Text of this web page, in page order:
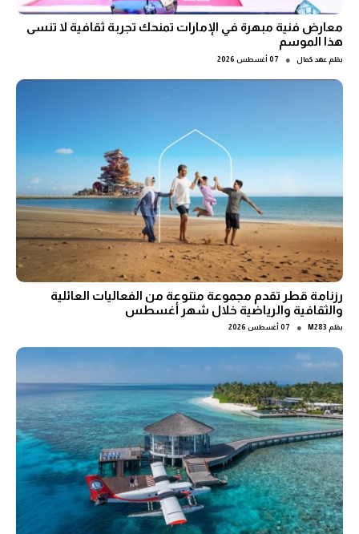
معارض فنية مبهرة في الإمارات تمنحك تجربة ثقافية لا تنسى
هذا الموسم
بقلم عهد كمال ● 07 أغسطس 2026
رزنامة قطر تقدم مجموعة متنوعة من الفعاليات العائلية
والثقافية والرياضية خلال شهر أغسطس
بقلم M283
● 07 أغسطس 2026